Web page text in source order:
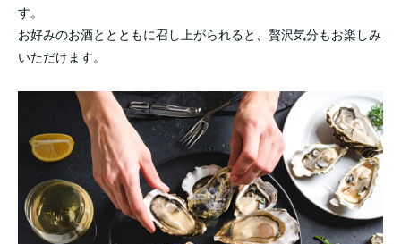
す。
お好みのお酒ととともに召し上がられると、贅沢気分もお楽しみ
いただけます。